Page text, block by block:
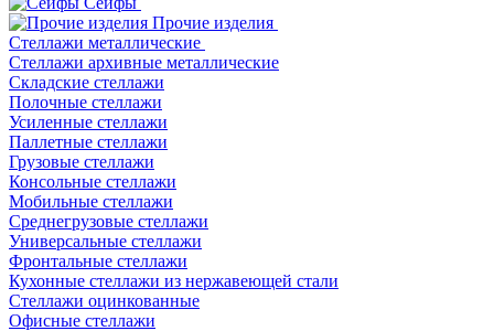
Прочие изделия
Стеллажи металлические
Cтеллажи архивные металлические
Складские стеллажи
Полочные стеллажи
Усиленные стеллажи
Паллетные стеллажи
Грузовые стеллажи
Консольные стеллажи
Мобильные стеллажи
Среднегрузовые стеллажи
Универсальные стеллажи
Фронтальные стеллажи
Кухонные стеллажи из нержавеющей стали
Стеллажи оцинкованные
Офисные стеллажи